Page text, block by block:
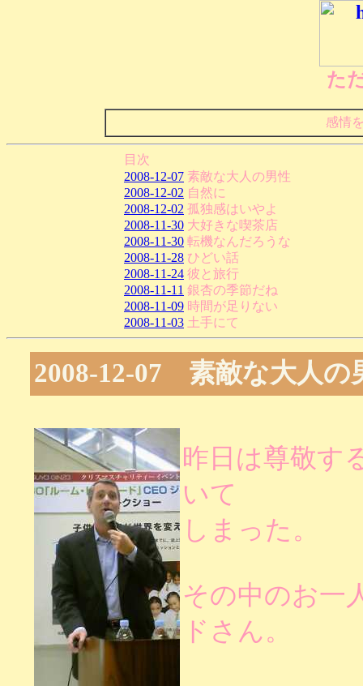
た
感情
目次
2008-12-07 素敵な大人の男性
2008-12-02 自然に
2008-12-02 孤独感はいやよ
2008-11-30 大好きな喫茶店
2008-11-30 転機なんだろうな
2008-11-28 ひどい話
2008-11-24 彼と旅行
2008-11-11 銀杏の季節だね
2008-11-09 時間が足りない
2008-11-03 土手にて
2008-12-07 素敵な大人の
昨日は尊敬す
いて
しまった。
その中のお一
ドさん。